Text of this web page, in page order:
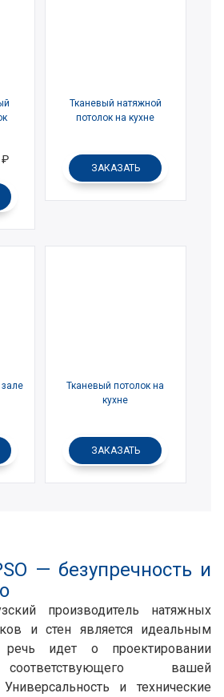
₽
Тканевый натяжной
потолок на кухне
ЗАКАЗАТЬ
Тканевый потолок на
кухне
ЗАКАЗАТЬ
— безупречность и
производитель натяжных
и стен является идеальным
речь идет о проектировании
вашей
и технические